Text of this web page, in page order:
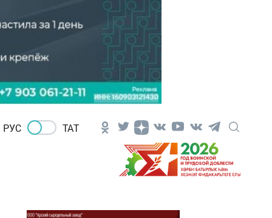
РУС ТАТ